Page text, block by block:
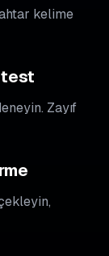
kelime
test
Zayıf